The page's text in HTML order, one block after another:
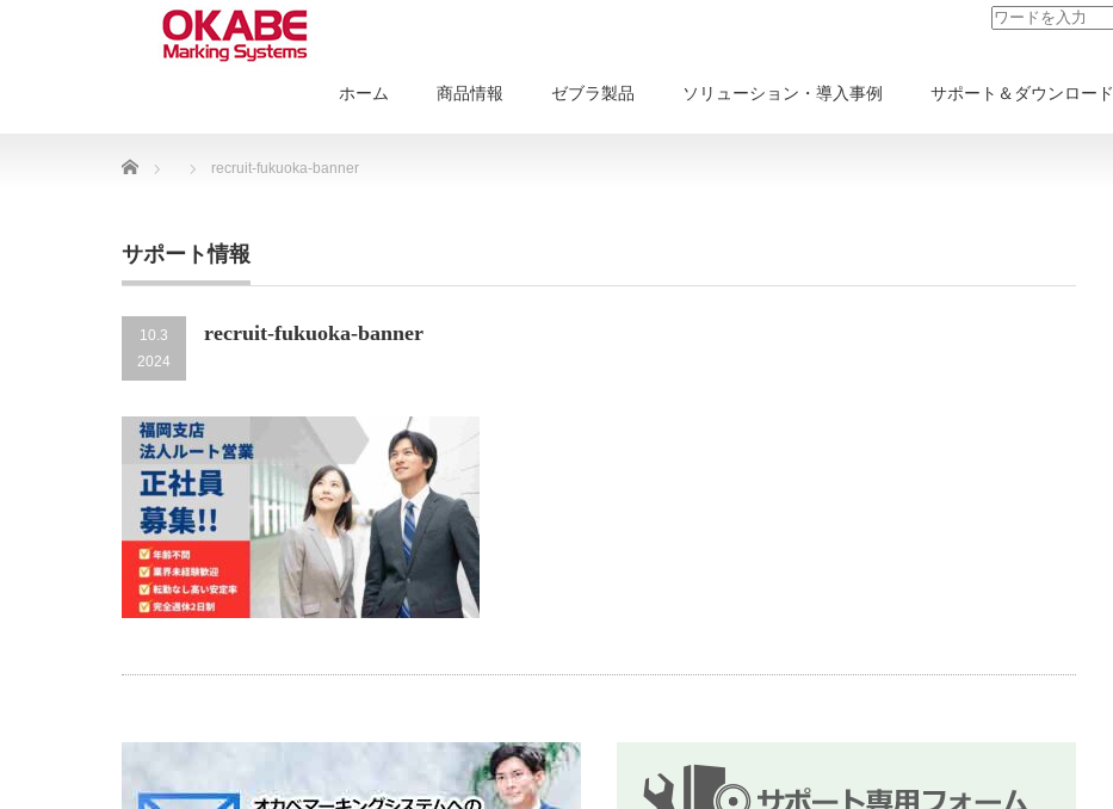
ホーム 商品情報 ゼブラ製品 ソリューション・導入事例 サポート＆ダウンロード
Home recruit-fukuoka-banner
サポート情報
10.3
2024
recruit-fukuoka-banner